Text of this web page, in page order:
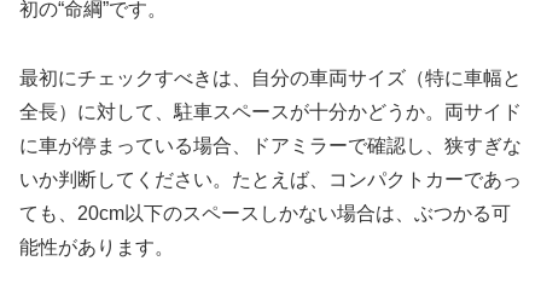
初の“命綱”です。
最初にチェックすべきは、自分の車両サイズ（特に車幅と
全長）に対して、駐車スペースが十分かどうか。両サイド
に車が停まっている場合、ドアミラーで確認し、狭すぎな
いか判断してください。たとえば、コンパクトカーであっ
ても、20cm以下のスペースしかない場合は、ぶつかる可
能性があります。